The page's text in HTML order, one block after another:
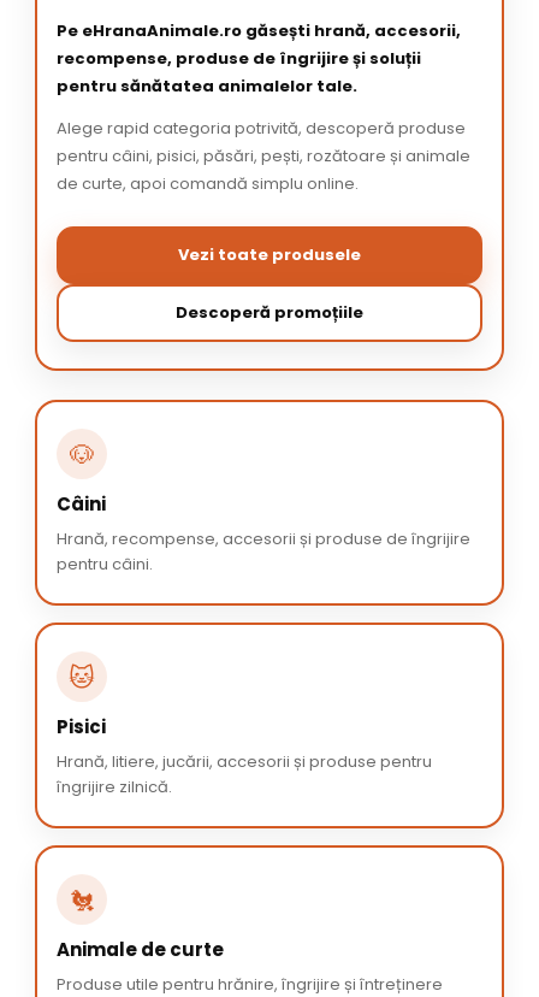
Pe eHranaAnimale.ro găsești hrană, accesorii,
recompense, produse de îngrijire și soluții
pentru sănătatea animalelor tale.
Alege rapid categoria potrivită, descoperă produse
pentru câini, pisici, păsări, pești, rozătoare și animale
de curte, apoi comandă simplu online.
Vezi toate produsele
Descoperă promoțiile
🐶
Câini
Hrană, recompense, accesorii și produse de îngrijire
pentru câini.
🐱
Pisici
Hrană, litiere, jucării, accesorii și produse pentru
îngrijire zilnică.
🐔
Animale de curte
Produse utile pentru hrănire, îngrijire și întreținere